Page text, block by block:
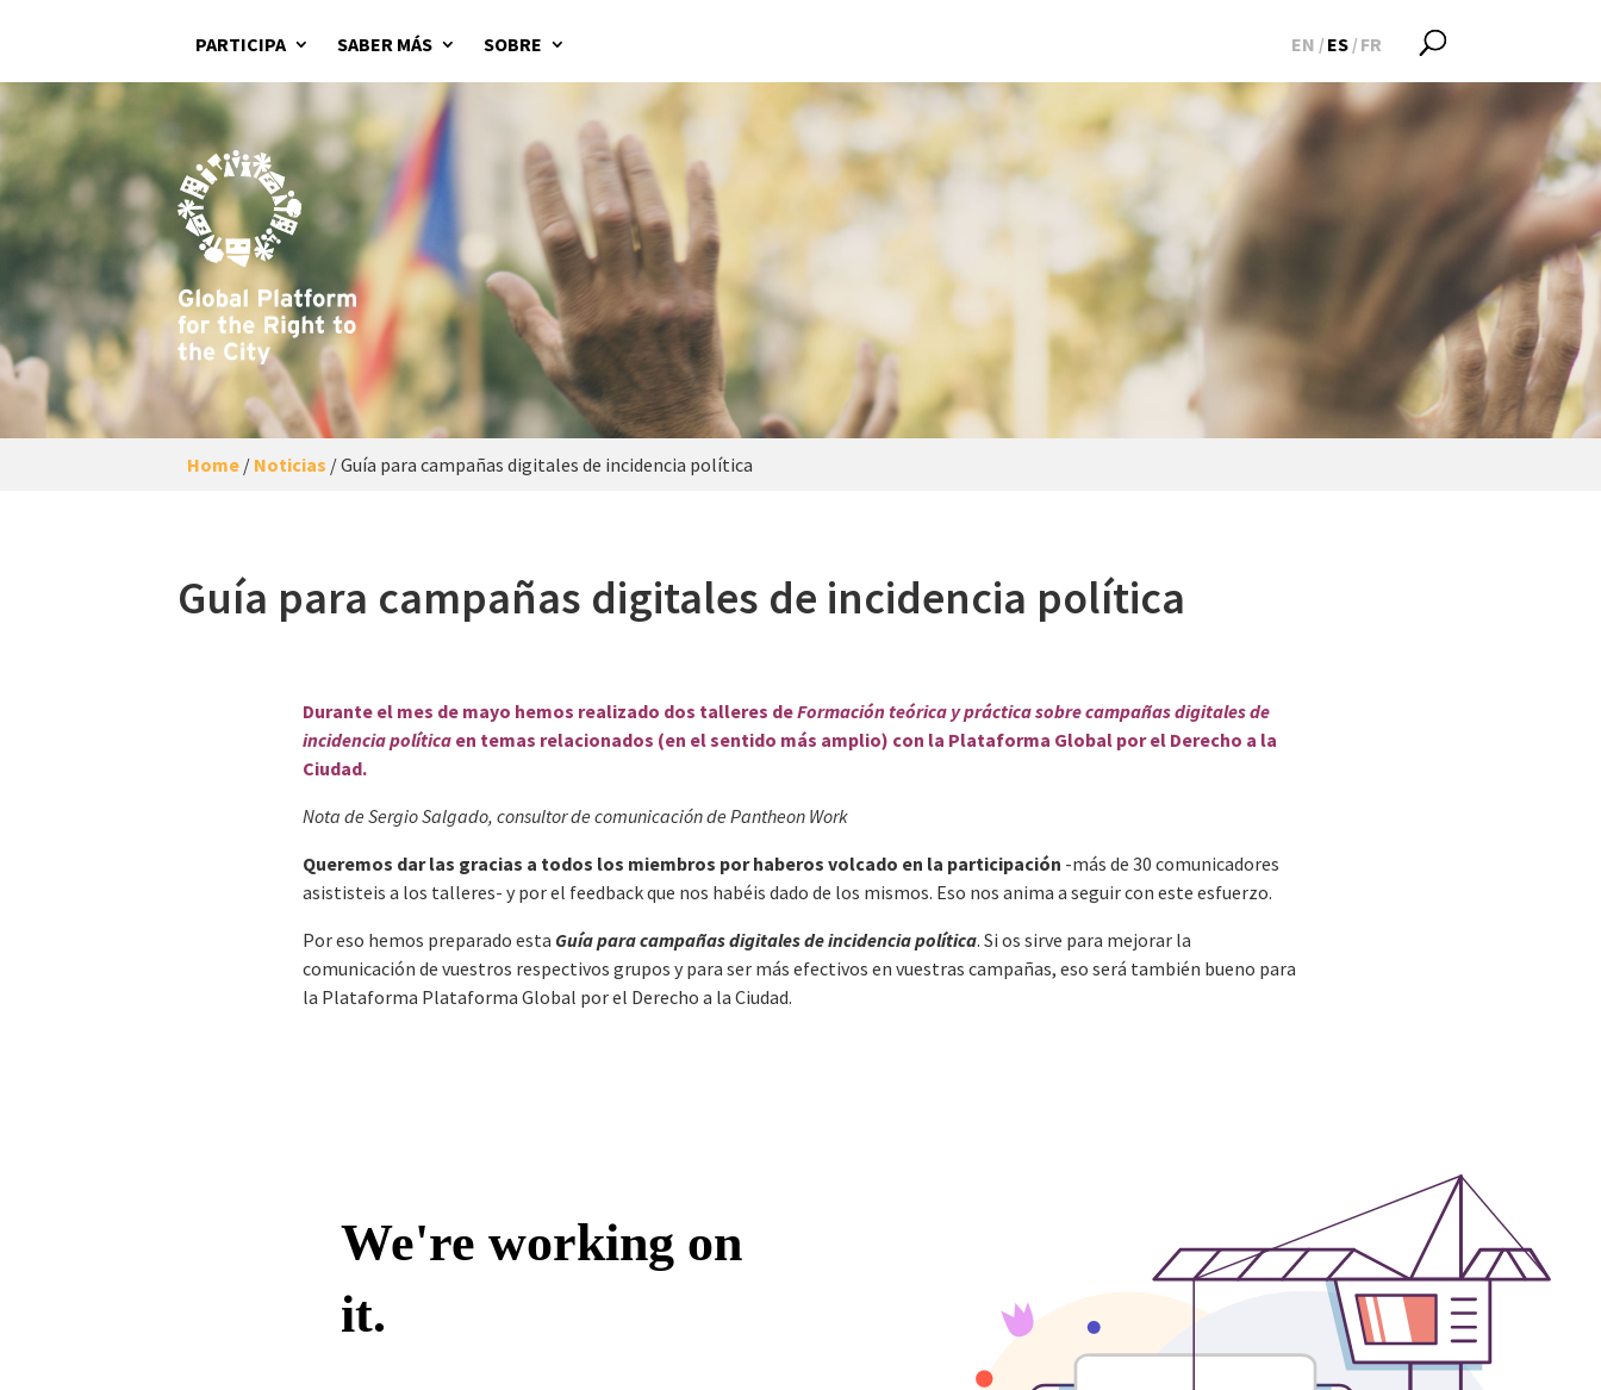
PARTICIPA SABER MÁS SOBRE EN ES FR
Home / Noticias /Guía para campañas digitales de incidencia política
Guía para campañas digitales de incidencia política
Durante el mes de mayo hemos realizado dos talleres deFormación teórica y práctica sobre campañas digitales de
incidencia políticaen temas relacionados (en el sentido más amplio) con la Plataforma Global por el Derecho a la
Ciudad.
Nota de Sergio Salgado, consultor de comunicación de Pantheon Work
Queremos dar las gracias a todos los miembros por haberos volcado en la participación -más de 30 comunicadores
asististeis a los talleres- y por el feedback que nos habéis dado de los mismos. Eso nos anima a seguir con este esfuerzo.
Por eso hemos preparado esta Guía para campañas digitales de incidencia política. Si os sirve para mejorar la
comunicación de vuestros respectivos grupos y para ser más efectivos en vuestras campañas, eso será también bueno para
la Plataforma Plataforma Global por el Derecho a la Ciudad.